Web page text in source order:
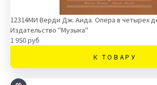
12314МИ Верди Дж. Аида. Опера в четырех
Издательство "Музыка"
1 950 руб
К ТОВАРУ